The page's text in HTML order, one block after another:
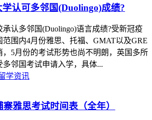
认可多邻国(Duolingo)成绩?
承认多邻国(Duolingo)语言成绩?受新冠疫
范围内4月份雅思、托福、GMAT以及GRE
，5月份的考试形势也尚不明朗，英国多所
多邻国考试申请入学，具体...
学资讯
雅思考试时间表（全年）